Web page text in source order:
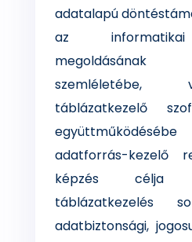
adatalapú
az
megoldásának
táblázatkezelő
adatforrás-kezelő
képzés célja
táblázatkezelés
adatbiztonsági,